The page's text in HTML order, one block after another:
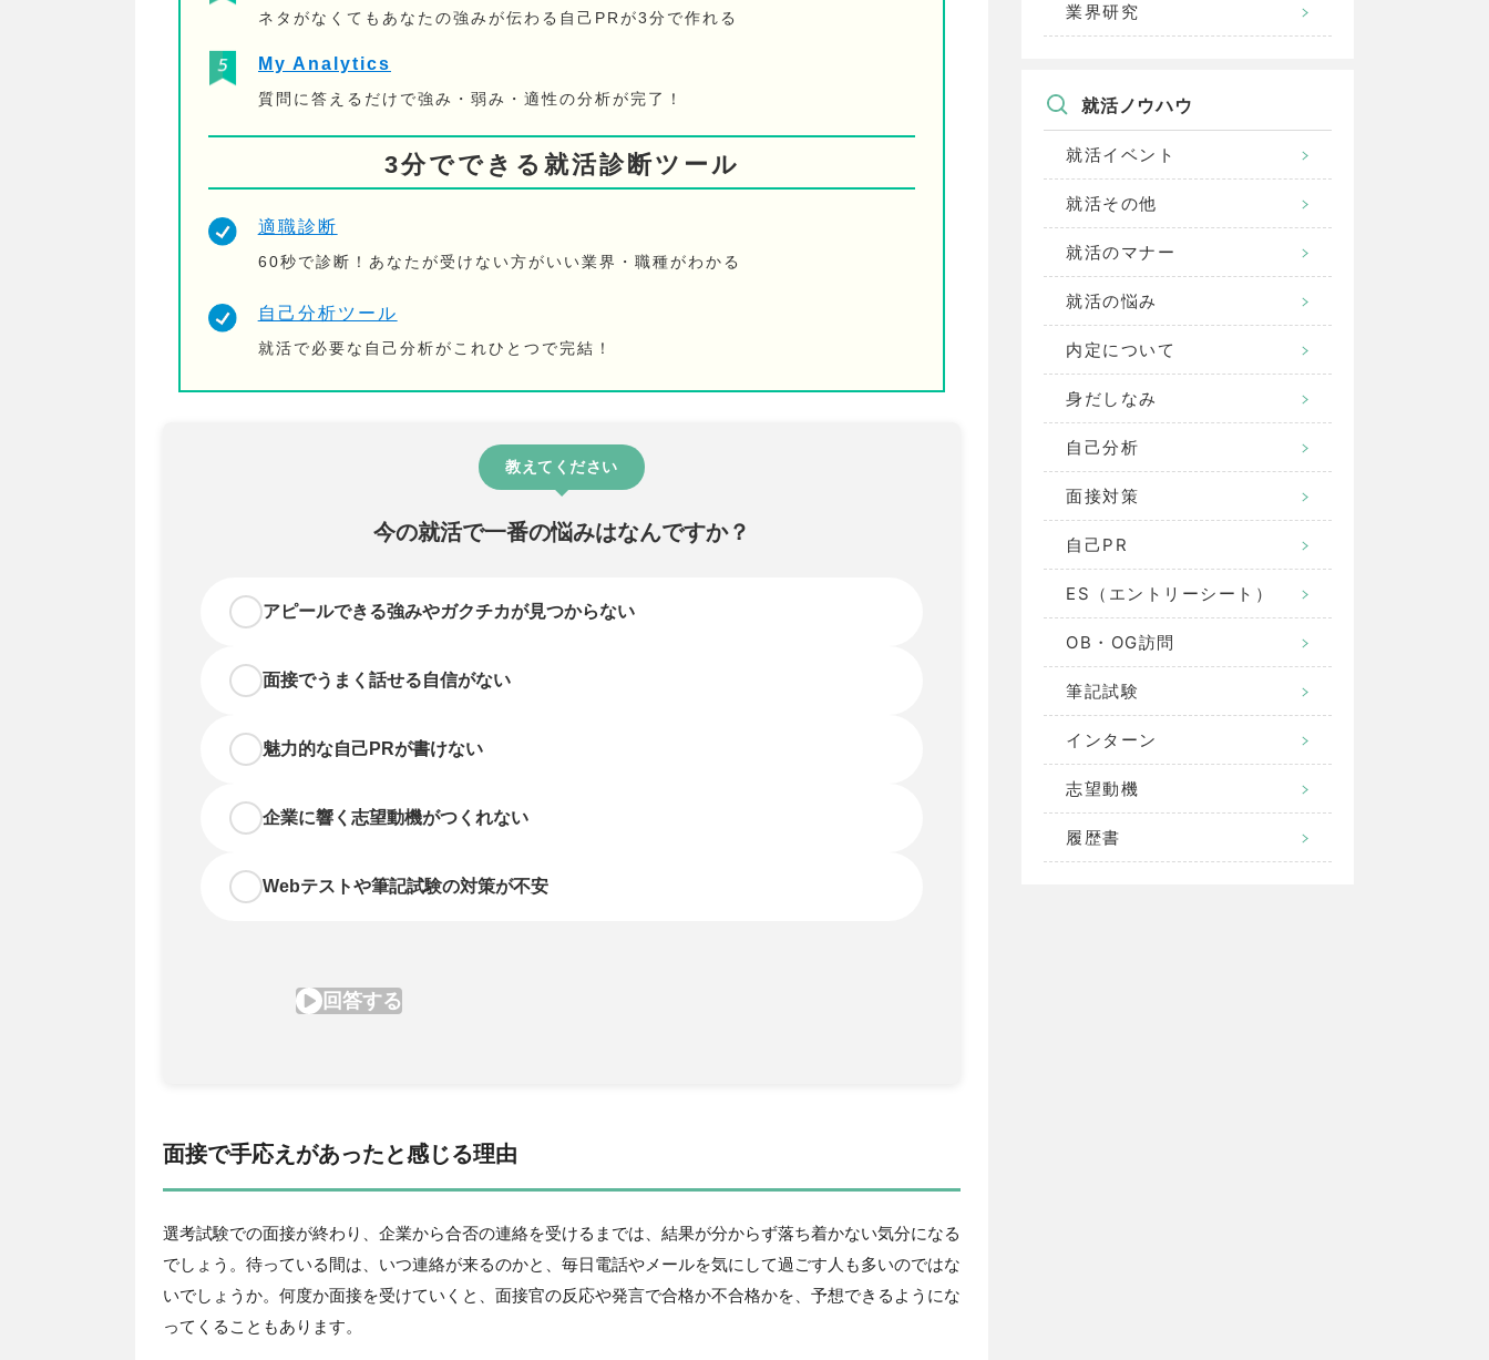
ネタがなくてもあなたの強みが伝わる自己PRが3分で作れる
My Analytics
質問に答えるだけで強み・弱み・適性の分析が完了！
3分でできる就活診断ツール
適職診断
60秒で診断！あなたが受けない方がいい業界・職種がわかる
自己分析ツール
就活で必要な自己分析がこれひとつで完結！
面接で手応えがあったと感じる理由
選考試験での面接が終わり、企業から合否の連絡を受けるまでは、結果が分からず落ち着かない気分になる
でしょう。待っている間は、いつ連絡が来るのかと、毎日電話やメールを気にして過ごす人も多いのではな
いでしょうか。何度か面接を受けていくと、面接官の反応や発言で合格か不合格かを、予想できるようにな
ってくることもあります。
業界研究
就活ノウハウ
就活イベント
就活その他
就活のマナー
就活の悩み
内定について
身だしなみ
自己分析
面接対策
自己PR
ES（エントリーシート）
OB・OG訪問
筆記試験
インターン
志望動機
履歴書